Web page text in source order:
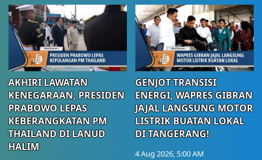
AKHIRI LAWATAN
KENEGARAAN, PRESIDEN
PRABOWO LEPAS
KEBERANGKATAN PM
THAILAND DI LANUD
HALIM
GENJOT TRANSISI
ENERGI, WAPRES GIBRAN
JAJAL LANGSUNG MOTOR
LISTRIK BUATAN LOKAL
DI TANGERANG!
4 Aug 2026, 5:00 AM